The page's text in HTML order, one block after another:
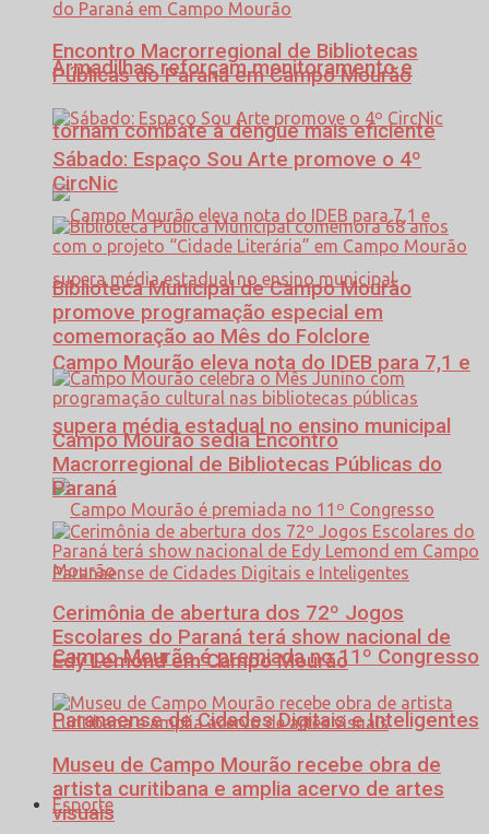
Armadilhas reforçam monitoramento e
tornam combate à dengue mais eficiente
Campo Mourão eleva nota do IDEB para 7,1 e
supera média estadual no ensino municipal
Campo Mourão é premiada no 11º Congresso
Paranaense de Cidades Digitais e Inteligentes
Esporte
Encontro Macrorregional de Bibliotecas
Públicas do Paraná em Campo Mourão
Sábado: Espaço Sou Arte promove o 4º
CircNic
Biblioteca Municipal de Campo Mourão
promove programação especial em
comemoração ao Mês do Folclore
Campo Mourão sedia Encontro
Macrorregional de Bibliotecas Públicas do
Paraná
Cerimônia de abertura dos 72º Jogos
Escolares do Paraná terá show nacional de
Edy Lemond em Campo Mourão
Museu de Campo Mourão recebe obra de
artista curitibana e amplia acervo de artes
visuais